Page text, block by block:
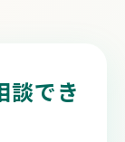
談でき